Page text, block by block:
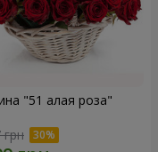
"51 алая роза"
грн